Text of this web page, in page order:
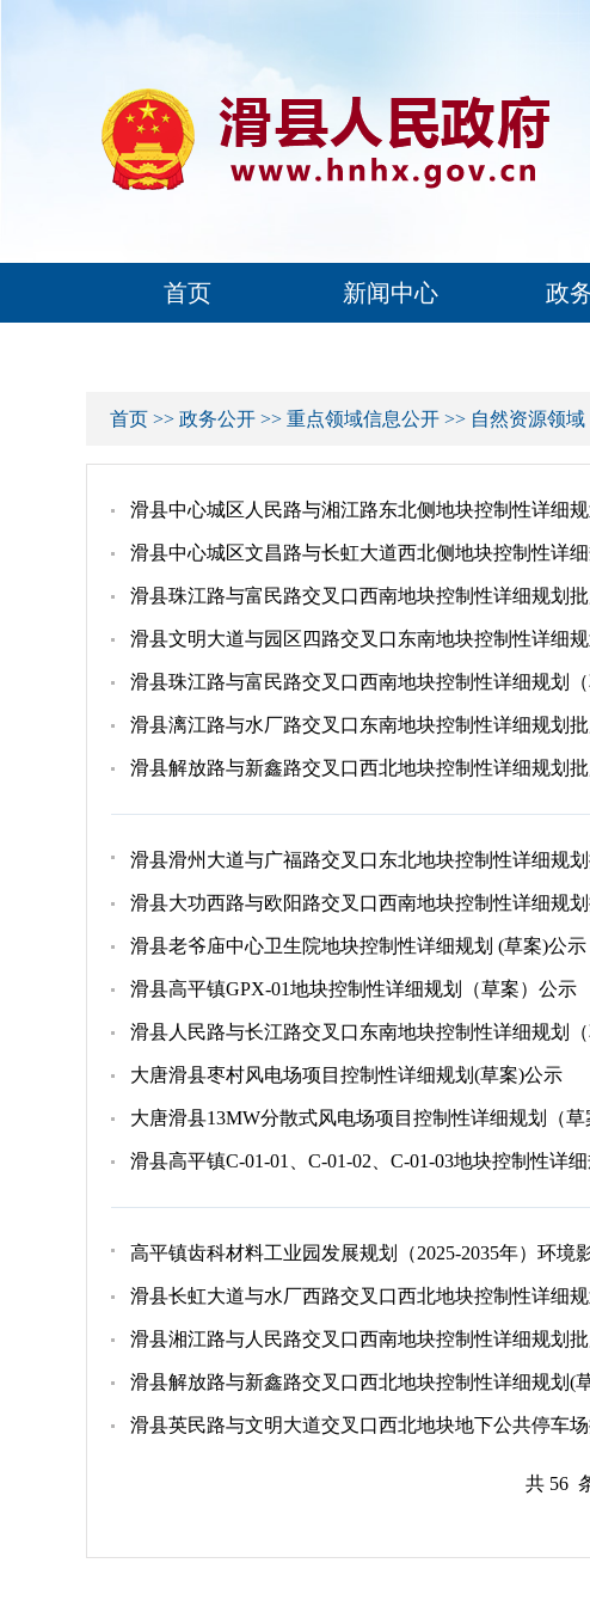
首页 新闻中心 政
首页 >> 政务公开 >> 重点领域信息公开 >> 自然资源领域
滑县中心城区人民路与湘江路东北侧地块控制性详细
滑县中心城区文昌路与长虹大道西北侧地块控制性详
滑县珠江路与富民路交叉口西南地块控制性详细规划
滑县文明大道与园区四路交叉口东南地块控制性详细
滑县珠江路与富民路交叉口西南地块控制性详细规划
滑县漓江路与水厂路交叉口东南地块控制性详细规划
滑县解放路与新鑫路交叉口西北地块控制性详细规划
滑县滑州大道与广福路交叉口东北地块控制性详细规
滑县大功西路与欧阳路交叉口西南地块控制性详细规
滑县老爷庙中心卫生院地块控制性详细规划 (草案)公示
滑县高平镇GPX-01地块控制性详细规划（草案）公示
滑县人民路与长江路交叉口东南地块控制性详细规划
大唐滑县枣村风电场项目控制性详细规划(草案)公示
大唐滑县13MW分散式风电场项目控制性详细规划（
滑县高平镇C-01-01、C-01-02、C-01-03地块控制性详
高平镇齿科材料工业园发展规划（2025-2035年）环境
滑县长虹大道与水厂西路交叉口西北地块控制性详细
滑县湘江路与人民路交叉口西南地块控制性详细规划
滑县解放路与新鑫路交叉口西北地块控制性详细规划(
滑县英民路与文明大道交叉口西北地块地下公共停车
共 56